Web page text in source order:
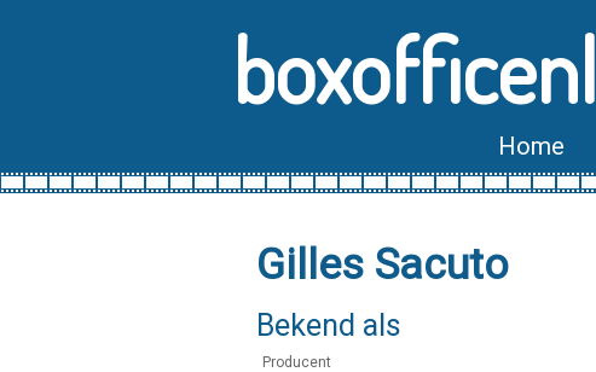
boxofficenl
Home
Gilles Sacuto
Bekend als
Producent